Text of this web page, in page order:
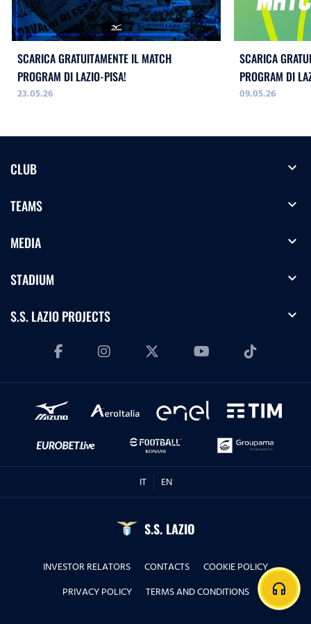
SCARICA GRATUITAMENTE IL MATCH
PROGRAM DI LAZIO-PISA!
23.05.26
SCARICA
PROGRAM DI
WOMEN!
09.05.26
CLUB expand_more
TEAMS expand_more
MEDIA expand_more
STADIUM expand_more
S.S. LAZIO PROJECTS expand_more
IT EN
S.S. LAZIO
INVESTOR RELATORS CONTACTS
COOKIE POLICY
PRIVACY POLICY
TERMS AND CONDITIONS headphones